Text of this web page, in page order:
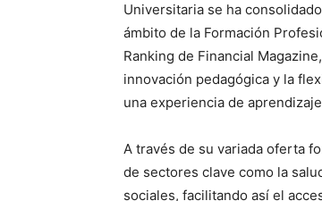
Universitaria se ha
ámbito de la Formación
Ranking de Financial
innovación pedagógica y la
una experiencia de
A través de su variada oferta
de sectores clave como la
sociales, facilitando así el